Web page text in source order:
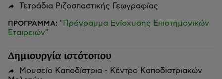
Τετράδια Ριζοσπαστικής Γεωγραφίας
ΠΡΟΓΡΑΜΜΑ: “Πρόγραμμα Ενίσχυσης Επιστημονικών
Εταιρειών”
Δημιουργία ιστότοπου
Μουσείο Καποδίστρια - Κέντρο Καποδιστριακών